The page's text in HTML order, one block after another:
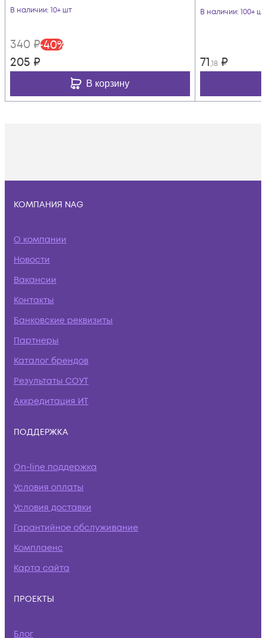
В наличии: 10+ шт
340 ₽-40%
205 ₽
В корзину
В наличии: 100+ шт
71,18 ₽
КОМПАНИЯ NAG
О компании
Новости
Вакансии
Контакты
Банковские реквизиты
Партнеры
Каталог брендов
Результаты СОУТ
Аккредитация ИТ
ПОДДЕРЖКА
On-line поддержка
Условия оплаты
Условия доставки
Гарантийное обслуживание
Комплаенс
Карта сайта
ПРОЕКТЫ
Блог